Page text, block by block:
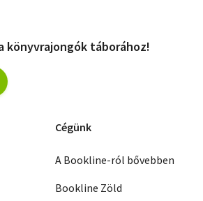
könyvrajongók táborához!
Cégünk
A Bookline-ról bővebben
Bookline Zöld